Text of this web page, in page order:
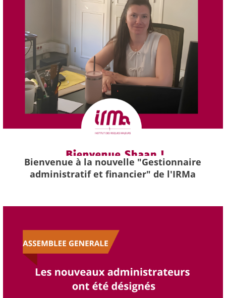
Bienvenue à la nouvelle "Gestionnaire
administratif et financier" de l'IRMa